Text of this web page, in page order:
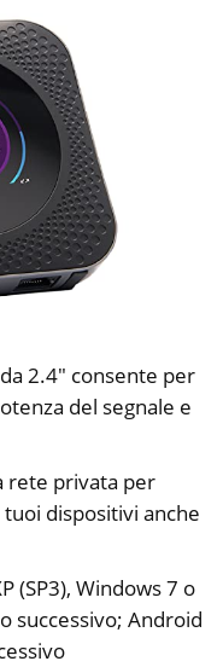
2.4″ consente per
del segnale e
rete privata per
dispositivi anche
(SP3), Windows 7 o
successivo; Android